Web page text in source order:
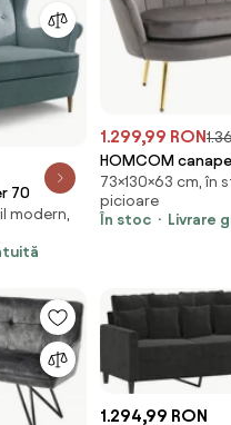
70
modern,
1.299,99 RON
HOMCOM
2
Aosom Romania
73×130×63 cm, în
picioare
În stoc
Livrare
1.294,99 RON